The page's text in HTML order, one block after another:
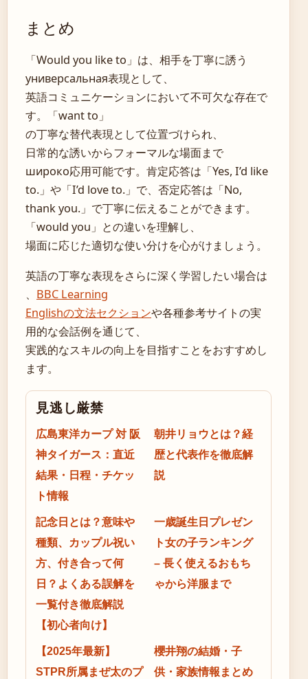
まとめ
「Would you like to」は、相手を丁寧に誘う
универсальная表現として、
英語コミュニケーションにおいて不可欠な存在で
す。「want to」
の丁寧な替代表現として位置づけられ、
日常的な誘いからフォーマルな場面まで
широко応用可能です。肯定応答は「Yes, I’d like
to.」や「I’d love to.」で、否定応答は「No,
thank you.」で丁寧に伝えることができます。
「would you」との違いを理解し、
場面に応じた適切な使い分けを心がけましょう。
英語の丁寧な表現をさらに深く学習したい場合は
、 BBC Learning
Englishの文法セクションや各種参考サイトの実
用的な会話例を通じて、
実践的なスキルの向上を目指すことをおすすめし
ます。
見逃し厳禁
広島東洋カープ 対 阪
神タイガース：直近
結果・日程・チケッ
ト情報
朝井リョウとは？経
歴と代表作を徹底解
説
記念日とは？意味や
種類、カップル祝い
方、付き合って何
日？よくある誤解を
一覧付き徹底解説
【初心者向け】
一歳誕生日プレゼン
ト女の子ランキング
– 長く使えるおもち
ゃから洋服まで
【2025年最新】
STPR所属まぜ太のプ
櫻井翔の結婚・子
供・家族情報まとめ